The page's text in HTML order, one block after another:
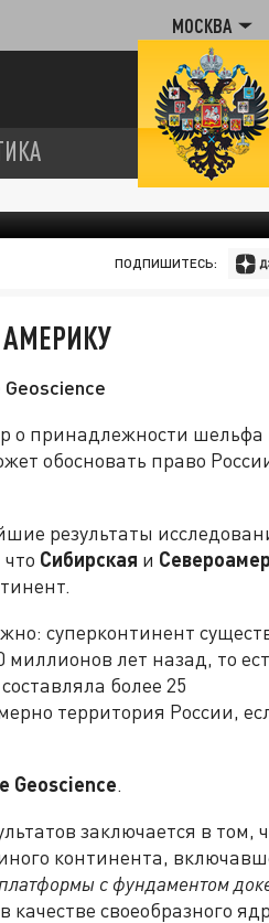
МОСКВА
ПОДПИШИТЕСЬ:
о принадлежности шельфа
обосновать право
результаты
Сибирская и
суперконтинент
лет назад, то
более 25
территория России,
Geoscience.
заключается в том,
континента,
платформы с фундаментом
качестве своеобразного